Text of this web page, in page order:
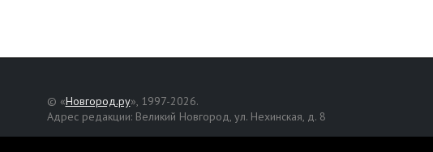
© «Новгород.ру», 1997-2026.
Адрес редакции: Великий Новгород, ул. Нехинская, д. 8